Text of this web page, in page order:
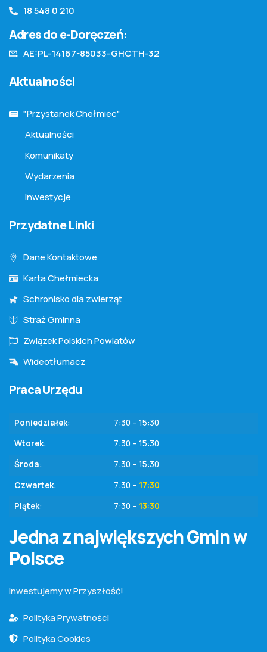
18 548 0 210
Adres do e-Doręczeń:
AE:PL-14167-85033-GHCTH-32
Praca Urzędu
Poniedziałek:
7:30 – 15:30
Wtorek:
7:30 – 15:30
Środa:
7:30 – 15:30
Czwartek: 7:30 – 17:30
Piątek: 7:30 – 13:30
Aktualności
"Przystanek Chełmiec"
Aktualności
Komunikaty
Wydarzenia
Inwestycje
Przydatne Linki
Dane Kontaktowe
Karta Chełmiecka
Schronisko dla zwierząt
Straż Gminna
Związek Polskich Powiatów
Wideotłumacz
Jedna z największych Gmin w
Polsce
Inwestujemy w Przyszłość!
Polityka Prywatności
Polityka Cookies